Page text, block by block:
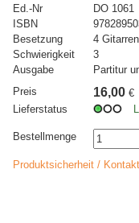
Ed.-Nr
DO 1061
ISBN
Besetzung
4
Schwierigkeit
3
Ausgabe
Partitur
Preis
16,00 €
Lieferstatus
Bestellmenge
Produktsicherheit / Kontakt